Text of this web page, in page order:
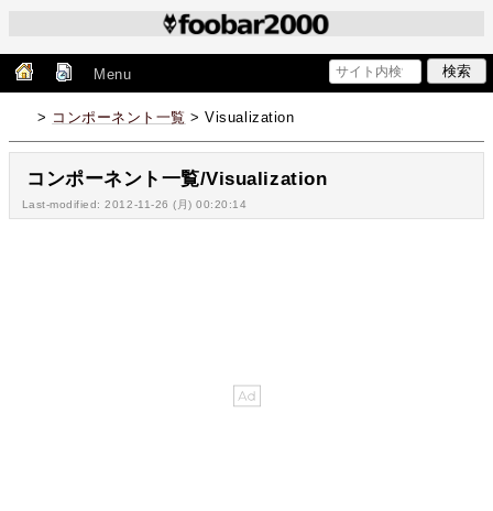
Menu
> コンポーネント一覧 > Visualization
コンポーネント一覧/Visualization
Last-modified: 2012-11-26 (月) 00:20:14